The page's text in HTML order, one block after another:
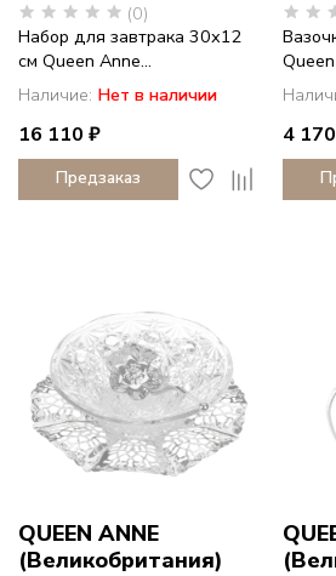
(0)
Набор для завтрака 30х12
см Queen Anne...
Наличие: Нет в наличии
16 110 ₽
Предзаказ
4
QUEEN ANNE
(Великобритания)